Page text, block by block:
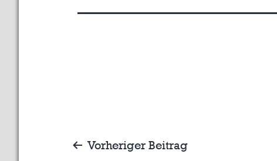
Beitragsnavigation
Vorheriger Beitrag